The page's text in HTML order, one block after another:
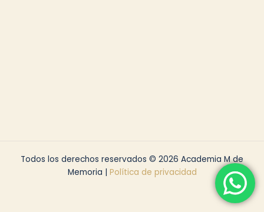
Todos los derechos reservados © 2026 Academia M de
Memoria | Política de privacidad